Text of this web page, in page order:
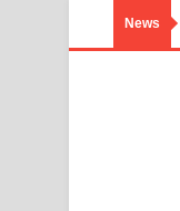
News